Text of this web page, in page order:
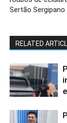
Sertão Sergipano
RELATED